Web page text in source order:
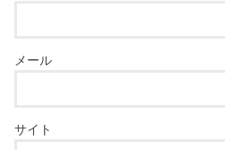
メール
サイト